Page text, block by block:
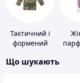
Тактичний і
формений
Що шукають